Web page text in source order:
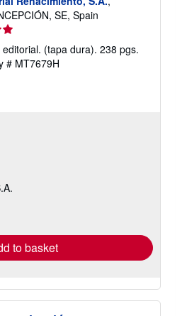
SE, Spain
(tapa dura). 238 pgs.
# MT7679H
to basket